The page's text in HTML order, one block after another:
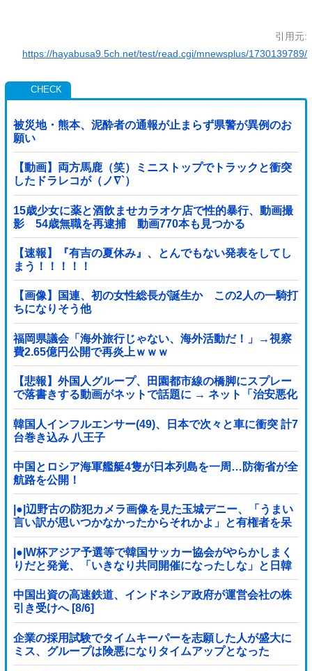
引用元:
https://hayabusa9.5ch.net/test/read.cgi/mnewsplus/1730139789/
被災地・熊本、泥酔者の通報が止まらず県警が異例のお
願い
【動画】両方馬鹿（笑）ミニストップでトラックと衝突
したドラレコが（ノ∇`）
15歳少女に薬と酒飲ませカラオケ店で性的暴行、動画撮
影 54歳無職を再逮捕 動画770本も見つかる
【速報】『有吉の夏休み』、とんでもない発表をしてし
まう！！！！！
【画像】国連、初の女性総長が誕生か この2人の一騎打
ちになりそう他
福岡県議会「海外旅行じゃない、海外活動だ！」→視察
費2.65億円公開で再炎上ｗｗｗ
【悲報】外国人グループ、田園都市線の橋脚にスプレー
で落書きする動画がネットで話題に → ネット「治安悪化
の始まり」
韓国人インフルエンサー(49)、日本で次々と車に衝突 計7
台巻き込み 八王子
中国とロシア海軍艦艇4隻が日本列島を一周…防衛省が全
航路を公開！
|●|辺野古の防犯カメラ画像を見た玉城デニー、「うまい
言い訳が思いつかなかったからそれかよ」と有権者を呆
れさせるコメントを……
|●|W杯アジア予選等で韓国サッカー協会がやらかしまく
りだと発覚、「いきなり共同開催になったしな」と日韓
共催の件に言及する声も……
中国出資の高速鉄道、インドネシア政府が運営会社の株
引き受けへ [8/6]
企業の採用試験でタイムキーパーを志願した人が盛大に
ミス、グループは険悪になりタイムアップとなった
が……